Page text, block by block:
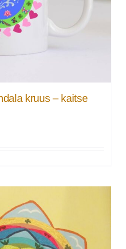
kruus – kaitse